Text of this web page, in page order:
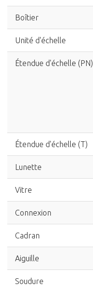
Boîtier
Unité d'échelle
Étendue d'échelle (PN)
Étendue d'échelle (T)
Lunette
Vitre
Connexion
Cadran
Aiguille
Soudure